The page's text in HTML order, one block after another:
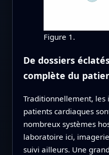
Figure 1.
De dossiers
complète du
Traditionnellement, les
patients cardiaques
nombreux systèmes
laboratoire ici,
suivi ailleurs. Une